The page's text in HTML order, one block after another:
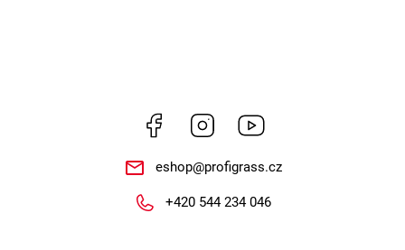
Facebook Instagram
eshop@profigrass.cz
+420 544 234 046